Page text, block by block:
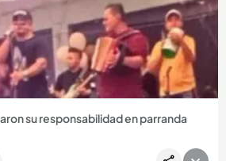
Compartir Noticia
su responsabilidad en parranda